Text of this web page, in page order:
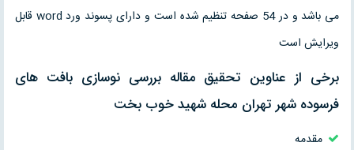
می باشد و در 54 صفحه تنظیم شده است و دارای پسوند ورد word قابل
ویرایش است
برخی از عناوین تحقیق مقاله بررسی نوسازی بافت های
فرسوده شهر تهران محله شهید خوب بخت
مقدمه